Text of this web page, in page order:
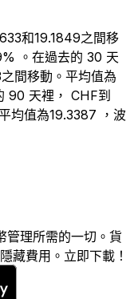
和19.1849之間移
。在過去的 30 天
間移動。平均值為
90 天裡， CHF到
均值為19.3387 ，波
管理所需的一切。貨
藏費用。立即下載！